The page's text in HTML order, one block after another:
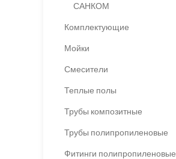
САНКОМ
Комплектующие
Мойки
Смесители
Теплые полы
Трубы композитные
Трубы полипропиленовые
Фитинги полипропиленовые